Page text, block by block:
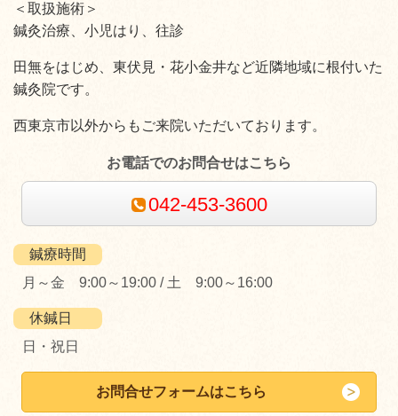
＜取扱施術＞
鍼灸治療、小児はり、往診
田無をはじめ、東伏見・花小金井など近隣地域に根付いた
鍼灸院です。
西東京市以外からもご来院いただいております。
お電話でのお問合せはこちら
042-453-3600
鍼療時間
月～金 9:00～19:00 / 土 9:00～16:00
休鍼日
日・祝日
お問合せフォームはこちら